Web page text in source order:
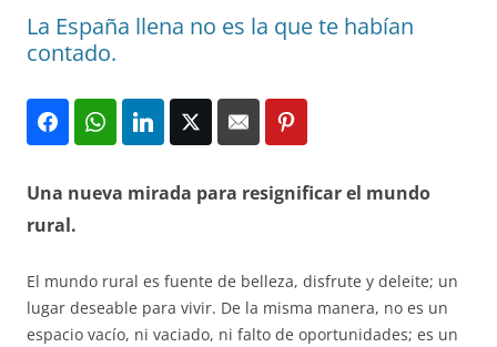
La España llena no es la que te habían
contado.
Una nueva mirada para resignificar el mundo
rural.
El mundo rural es fuente de belleza, disfrute y deleite; un
lugar deseable para vivir. De la misma manera, no es un
espacio vacío, ni vaciado, ni falto de oportunidades; es un